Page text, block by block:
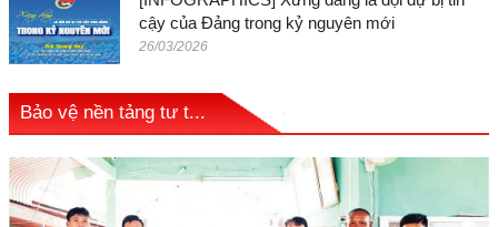
cậy của Đảng trong kỷ nguyên mới
26/03/2026
Bảo vệ nền tảng tư t...